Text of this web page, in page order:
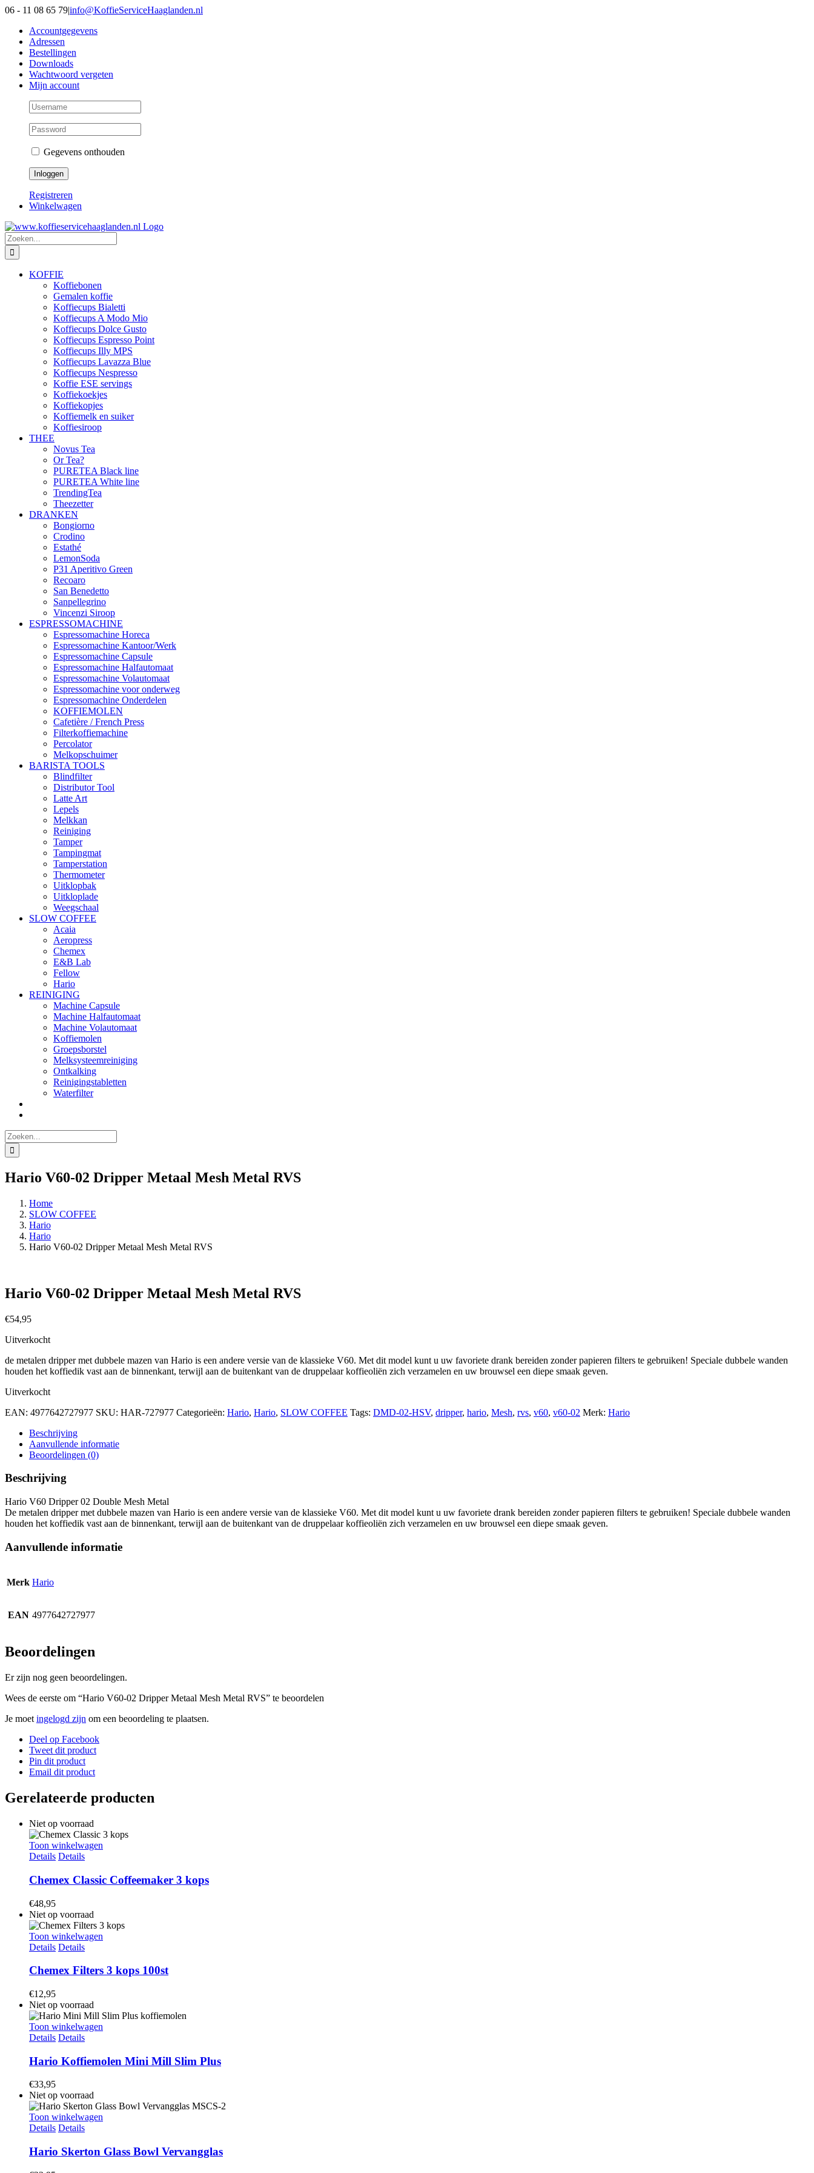
Ga
inhoud
06 - 11 08 65 79|info@KoffieServiceHaaglanden.nl
Accountgegevens
Adressen
Bestellingen
Downloads
Wachtwoord vergeten
Mijn account
Gegevens onthouden
Registreren
Winkelwagen
Zoeken
naar:
KOFFIE
Koffiebonen
Gemalen koffie
Koffiecups Bialetti
Koffiecups A Modo Mio
Koffiecups Dolce Gusto
Koffiecups Espresso Point
Koffiecups Illy MPS
Koffiecups Lavazza Blue
Koffiecups Nespresso
Koffie ESE servings
Koffiekoekjes
Koffiekopjes
Koffiemelk en suiker
Koffiesiroop
THEE
Novus Tea
Or Tea?
PURETEA Black line
PURETEA White line
TrendingTea
Theezetter
DRANKEN
Bongiorno
Crodino
Estathé
LemonSoda
P31 Aperitivo Green
Recoaro
San Benedetto
Sanpellegrino
Vincenzi Siroop
ESPRESSOMACHINE
Espressomachine Horeca
Espressomachine Kantoor/Werk
Espressomachine Capsule
Espressomachine Halfautomaat
Espressomachine Volautomaat
Espressomachine voor onderweg
Espressomachine Onderdelen
KOFFIEMOLEN
Cafetière / French Press
Filterkoffiemachine
Percolator
Melkopschuimer
BARISTA TOOLS
Blindfilter
Distributor Tool
Latte Art
Lepels
Melkkan
Reiniging
Tamper
Tampingmat
Tamperstation
Thermometer
Uitklopbak
Uitkloplade
Weegschaal
SLOW COFFEE
Acaia
Aeropress
Chemex
E&B Lab
Fellow
Hario
REINIGING
Machine Capsule
Machine Halfautomaat
Machine Volautomaat
Koffiemolen
Groepsborstel
Melksysteemreiniging
Ontkalking
Reinigingstabletten
Waterfilter
Zoeken
naar:
Hario V60-02 Dripper Metaal Mesh Metal RVS
Home
SLOW COFFEE
Hario
Hario
Hario V60-02 Dripper Metaal Mesh Metal RVS
Hario V60-02 Dripper Metaal Mesh Metal RVS
€54,95
Uitverkocht
de metalen dripper met dubbele mazen van Hario is een andere versie van de klassieke V60. Met dit model kunt u uw favoriete drank bereiden zonder papieren filters te gebruiken! Speciale dubbele wanden
houden het koffiedik vast aan de binnenkant, terwijl aan de buitenkant van de druppelaar koffieoliën zich verzamelen en uw brouwsel een diepe smaak geven.
Uitverkocht
EAN: 4977642727977 SKU: HAR-727977 Categorieën: Hario, Hario, SLOW COFFEE Tags: DMD-02-HSV, dripper, hario, Mesh, rvs, v60, v60-02 Merk: Hario
Beschrijving
Aanvullende informatie
Beoordelingen (0)
Beschrijving
Hario V60 Dripper 02 Double Mesh Metal
De metalen dripper met dubbele mazen van Hario is een andere versie van de klassieke V60. Met dit model kunt u uw favoriete drank bereiden zonder papieren filters te gebruiken! Speciale dubbele wanden
houden het koffiedik vast aan de binnenkant, terwijl aan de buitenkant van de druppelaar koffieoliën zich verzamelen en uw brouwsel een diepe smaak geven.
Aanvullende informatie
Merk Hario
EAN 4977642727977
Beoordelingen
Er zijn nog geen beoordelingen.
Wees de eerste om “Hario V60-02 Dripper Metaal Mesh Metal RVS” te beoordelen
Je moet ingelogd zijn om een beoordeling te plaatsen.
Deel op Facebook
Tweet dit product
Pin dit product
Email dit product
Gerelateerde producten
Niet op voorraad
Toon winkelwagen
Details Details
Chemex Classic Coffeemaker 3 kops
€48,95
Niet op voorraad
Toon winkelwagen
Details Details
Chemex Filters 3 kops 100st
€12,95
Niet op voorraad
Toon winkelwagen
Details Details
Hario Koffiemolen Mini Mill Slim Plus
€33,95
Niet op voorraad
Toon winkelwagen
Details Details
Hario Skerton Glass Bowl Vervangglas